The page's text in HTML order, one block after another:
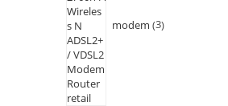
modem 3